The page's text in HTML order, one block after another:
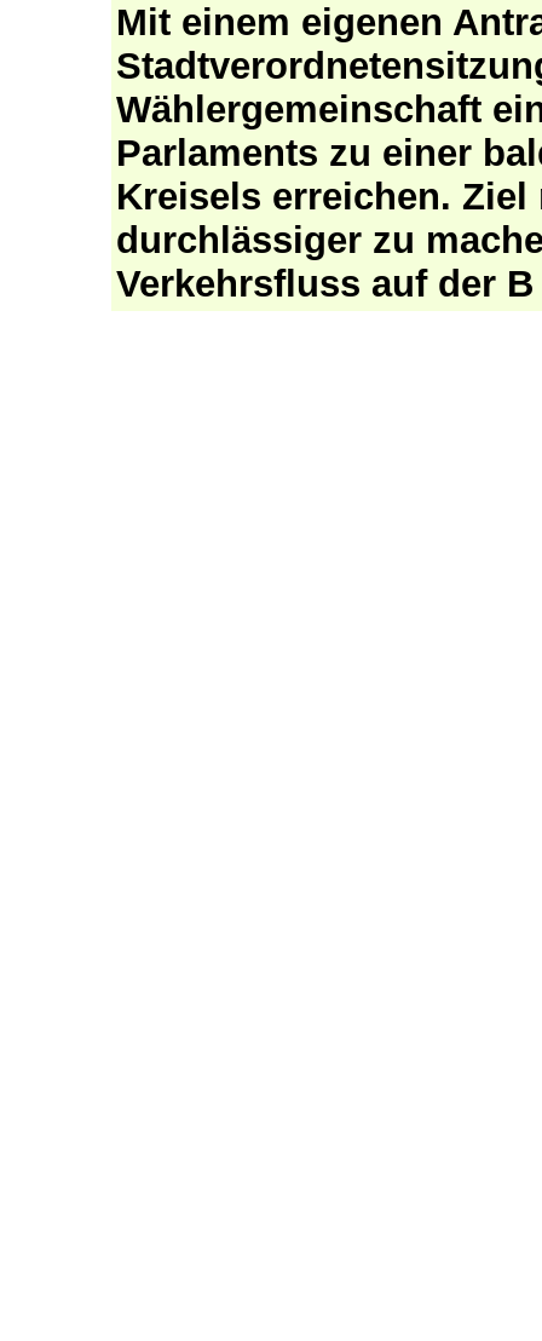
Mit einem eigenen
Wählergemeinschaft
Parlaments zu einer
Kreisels erreichen.
durchlässiger zu
Verkehrsfluss auf der